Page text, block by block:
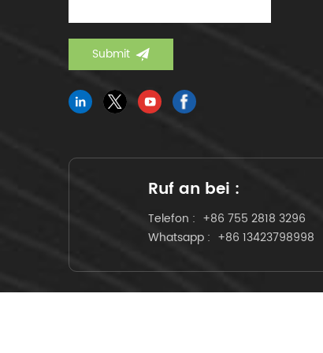
Ruf an bei :
Telefon : +86 755 2818 3296
Whatsapp : +86 13423798998